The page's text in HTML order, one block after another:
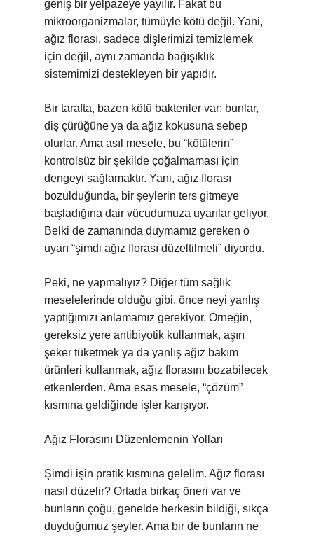
geniş bir yelpazeye yayılır. Fakat bu
mikroorganizmalar, tümüyle kötü değil. Yani,
ağız florası, sadece dişlerimizi temizlemek
için değil, aynı zamanda bağışıklık
sistemimizi destekleyen bir yapıdır.
Bir tarafta, bazen kötü bakteriler var; bunlar,
diş çürüğüne ya da ağız kokusuna sebep
olurlar. Ama asıl mesele, bu “kötülerin”
kontrolsüz bir şekilde çoğalmaması için
dengeyi sağlamaktır. Yani, ağız florası
bozulduğunda, bir şeylerin ters gitmeye
başladığına dair vücudumuza uyarılar geliyor.
Belki de zamanında duymamız gereken o
uyarı “şimdi ağız florası düzeltilmeli” diyordu.
Peki, ne yapmalıyız? Diğer tüm sağlık
meselelerinde olduğu gibi, önce neyi yanlış
yaptığımızı anlamamız gerekiyor. Örneğin,
gereksiz yere antibiyotik kullanmak, aşırı
şeker tüketmek ya da yanlış ağız bakım
ürünleri kullanmak, ağız florasını bozabilecek
etkenlerden. Ama esas mesele, “çözüm”
kısmına geldiğinde işler karışıyor.
Ağız Florasını Düzenlemenin Yolları
Şimdi işin pratik kısmına gelelim. Ağız florası
nasıl düzelir? Ortada birkaç öneri var ve
bunların çoğu, genelde herkesin bildiği, sıkça
duyduğumuz şeyler. Ama bir de bunların ne